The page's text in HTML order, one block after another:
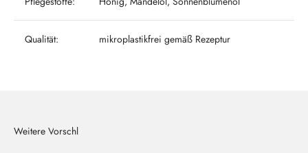
Qualität: mikroplastikfrei gemäß Rezeptur